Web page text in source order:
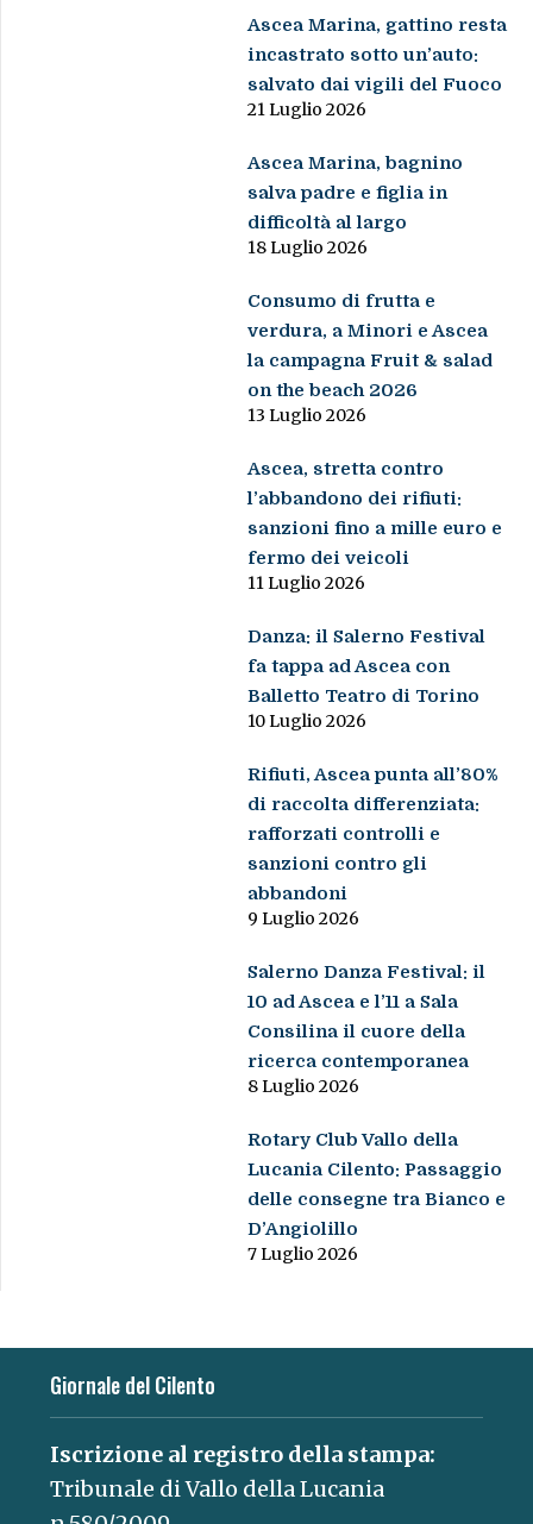
Ascea Marina, gattino resta
incastrato sotto un’auto:
salvato dai vigili del Fuoco
21 Luglio 2026
Ascea Marina, bagnino
salva padre e figlia in
difficoltà al largo
18 Luglio 2026
Consumo di frutta e
verdura, a Minori e Ascea
la campagna Fruit & salad
on the beach 2026
13 Luglio 2026
Ascea, stretta contro
l’abbandono dei rifiuti:
sanzioni fino a mille euro e
fermo dei veicoli
11 Luglio 2026
Danza: il Salerno Festival
fa tappa ad Ascea con
Balletto Teatro di Torino
10 Luglio 2026
Rifiuti, Ascea punta all’80%
di raccolta differenziata:
rafforzati controlli e
sanzioni contro gli
abbandoni
9 Luglio 2026
Salerno Danza Festival: il
10 ad Ascea e l’11 a Sala
Consilina il cuore della
ricerca contemporanea
8 Luglio 2026
Rotary Club Vallo della
Lucania Cilento: Passaggio
delle consegne tra Bianco e
D’Angiolillo
7 Luglio 2026
Giornale del Cilento
Iscrizione al registro della stampa:
Tribunale di Vallo della Lucania